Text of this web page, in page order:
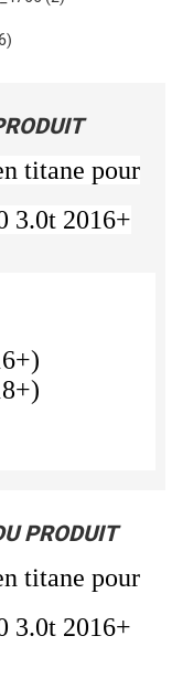
titane pour
3.0t 2016+
PRODUIT
titane pour
3.0t 2016+